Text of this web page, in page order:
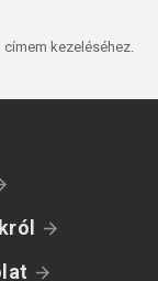
címem kezeléséhez.